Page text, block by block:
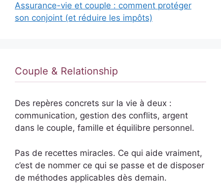
Assurance-vie et couple : comment protéger
son conjoint (et réduire les impôts)
Couple & Relationship
Des repères concrets sur la vie à deux :
communication, gestion des conflits, argent
dans le couple, famille et équilibre personnel.
Pas de recettes miracles. Ce qui aide vraiment,
c’est de nommer ce qui se passe et de disposer
de méthodes applicables dès demain.